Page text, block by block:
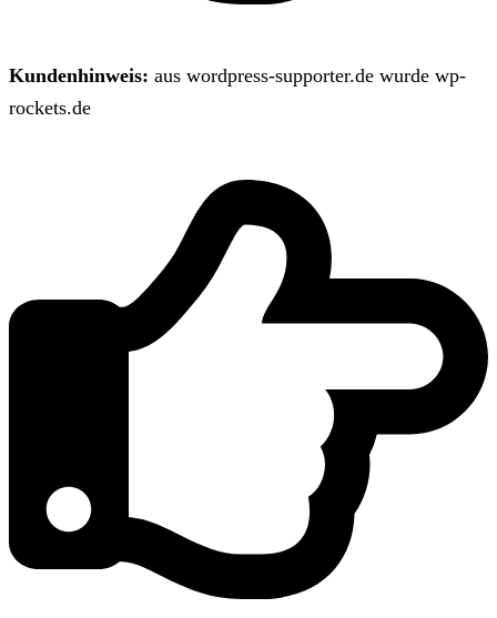
Kundenhinweis: aus wordpress-supporter.de wurde wp-
rockets.de